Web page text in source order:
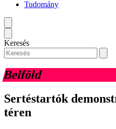
Tudomány
Keresés
Belföld
Sertéstartók
téren